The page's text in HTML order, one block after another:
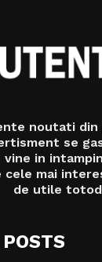
noutati
se
vine in
mai
de utile